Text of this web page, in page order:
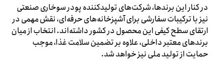
در کنار این برندها، شرکت‌های تولیدکننده پودر سوخاری صنعتی
نیز با ترکیبات سفارشی برای آشپزخانه‌های حرفه‌ای، نقش مهمی در
ارتقای سطح کیفی این محصول در کشور داشته‌اند. انتخاب از میان
برندهای معتبر داخلی، علاوه بر تضمین سلامت غذا، موجب
حمایت از تولید ملی نیز خواهد شد.